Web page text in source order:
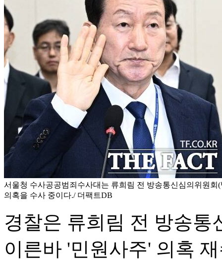
서울청 수사공공범죄수사대는 류희림 전 방송통신심의위원회
의혹을 수사 중이다./ 더팩트DB
경찰은 류희림 전 방송
이른바 '민원사주' 의혹